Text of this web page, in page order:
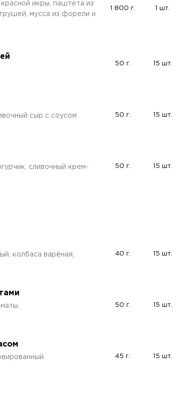
икры, паштета из
мусса из форели и
1 800 г. 1 шт.
50 г. 15 шт.
сыр с соусом
50 г. 15 шт.
сливочный крем-
50 г. 15 шт.
колбаса варёная,
40 г. 15 шт.
50 г. 15 шт.
45 г. 15 шт.